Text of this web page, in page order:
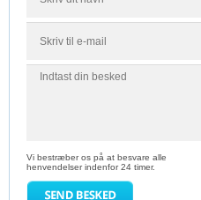
Vi bestræber os på at besvare alle
henvendelser indenfor 24 timer.